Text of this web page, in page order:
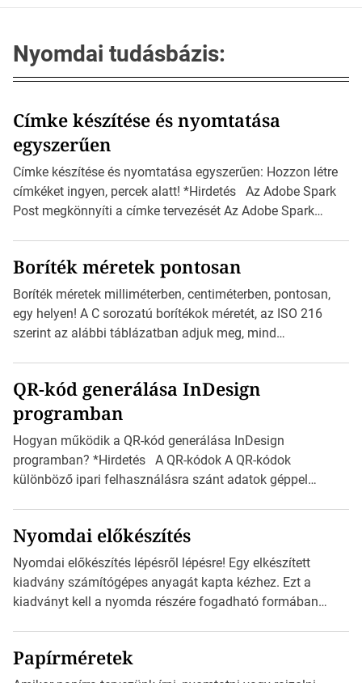
Nyomdai tudásbázis:
Címke készítése és nyomtatása
egyszerűen
Címke készítése és nyomtatása egyszerűen: Hozzon létre
címkéket ingyen, percek alatt! *Hirdetés Az Adobe Spark
Post megkönnyíti a címke tervezését Az Adobe Spark
igazán foroghatnak a kreatív fogaskerekek, miközben
zajlik a saját címke készítése. Hogyan készítsünk címkét?
Válasszon méretet és alakot: Válassza ki a kívánt címke
méretét. Akár néhány […]
Boríték méretek pontosan
Boríték méretek milliméterben, centiméterben, pontosan,
egy helyen! A C sorozatú borítékok méretét, az ISO 216
szerint az alábbi táblázatban adjuk meg, mind
mutatja az A4-es papírlaphoz viszonyítva. Az amerikai és
észak-amerikai boríték méretére az ISO 216 nem
vonatkozik. Boríték méretének táblázata C0-tól […]
QR-kód generálása InDesign
programban
Hogyan működik a QR-kód generálása InDesign
programban? *Hirdetés A QR-kódok A QR-kódok
különböző ipari felhasználásra szánt adatok géppel
okostelefonjára telepíthet egy QR-kód-leolvasó
alkalmazást, ami leolvasni és dekódolni képes az URL-
információt és átirányítja a telefon böngészőjét a cég
weblapjára. A QR-kód beolvasása után a felhasználó
Nyomdai előkészítés
Nyomdai előkészítés lépésről lépésre! Egy elkészített
kiadvány számítógépes anyagát kapta kézhez. Ezt a
kiadványt kell a nyomda részére fogadható formában
Illustratorban készült vektorgrafika. *Hirdetés Minden
esetben konzultáljunk a nyomdával, mielőtt elkezdjük a
Papírméretek